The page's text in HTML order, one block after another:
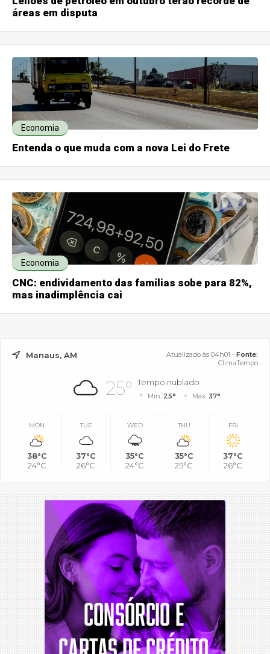
áreas em disputa
Economia
Entenda o que muda com a nova Lei do Frete
Economia
CNC: endividamento das famílias sobe para 82%,
mas inadimplência cai
Manaus, AM Atualizado às 04h01 - Fonte:
ClimaTempo
25° Tempo nublado
Mín. 25° Máx. 37°
MON
38°C
24°C
TUE
37°C
26°C
WED
35°C
24°C
THU
35°C
25°C
FRI
37°C
26°C